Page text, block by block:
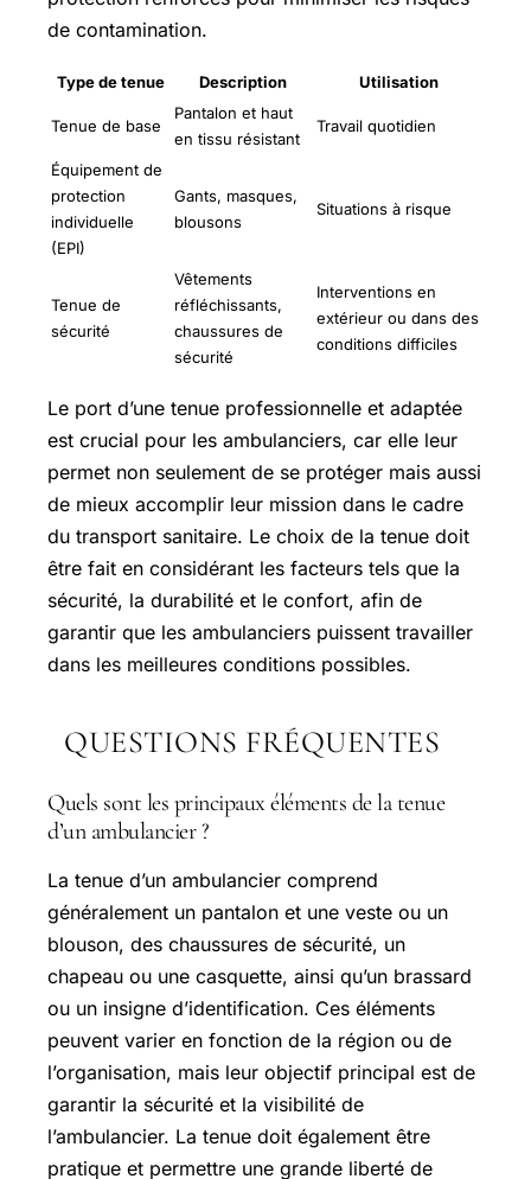
de contamination.
Type de tenue Description Utilisation
Tenue de base
Pantalon et haut
en tissu résistant
Travail quotidien
Équipement de
protection
individuelle
(EPI)
Gants, masques,
blousons
Situations à risque
Tenue de
sécurité
Vêtements
réfléchissants,
chaussures de
sécurité
Interventions en
extérieur ou dans des
conditions difficiles
Le port d’une tenue professionnelle et adaptée
est crucial pour les ambulanciers, car elle leur
permet non seulement de se protéger mais aussi
de mieux accomplir leur mission dans le cadre
du transport sanitaire. Le choix de la tenue doit
être fait en considérant les facteurs tels que la
sécurité, la durabilité et le confort, afin de
garantir que les ambulanciers puissent travailler
dans les meilleures conditions possibles.
QUESTIONS FRÉQUENTES
Quels sont les principaux éléments de la tenue
d’un ambulancier ?
La tenue d’un ambulancier comprend
généralement un pantalon et une veste ou un
blouson, des chaussures de sécurité, un
chapeau ou une casquette, ainsi qu’un brassard
ou un insigne d’identification. Ces éléments
peuvent varier en fonction de la région ou de
l’organisation, mais leur objectif principal est de
garantir la sécurité et la visibilité de
l’ambulancier. La tenue doit également être
pratique et permettre une grande liberté de